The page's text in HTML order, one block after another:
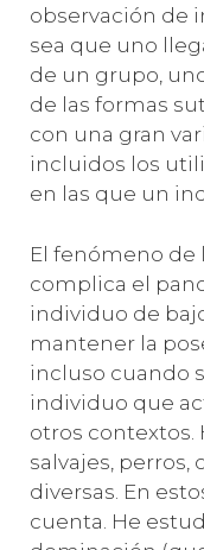
observación de
sea que uno
de un grupo,
de las formas
con una gran
incluidos los
en las que un
El fenómeno
complica el
individuo de
mantener la
incluso cuando
individuo que
otros contextos.
salvajes, perros,
diversas. En
cuenta. He